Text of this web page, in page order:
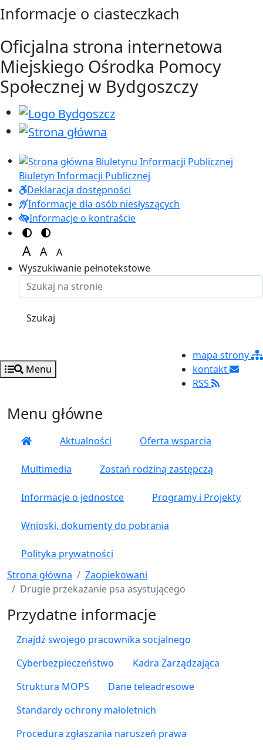
Przejdź do treści
Przejdź do menu
Informacje o ciasteczkach
Oficjalna strona internetowa
Miejskiego Ośrodka Pomocy
Społecznej w Bydgoszczy
Biuletyn Informacji Publicznej
Deklaracja dostępności
Informacje dla osób niesłyszących
Informacje o kontraście
Przełącz na motyw kolorów
Przełącz na motyw wysokiej widoczności
A
Ustaw rozmiar czcionki na 150%
A
Ustaw rozmiar czcionki na 125%
A
Ustaw rozmiar czcionki na 100%
Wyszukiwanie pełnotekstowe
Szukaj
Menu
mapa strony
kontakt
RSS
Menu główne
Aktualności Oferta wsparcia
Multimedia Zostań rodziną zastępczą
Informacje o jednostce Programy i Projekty
Wnioski, dokumenty do pobrania
Polityka prywatności
Strona główna
Zaopiekowani
Drugie przekazanie psa asystującego
Przydatne informacje
Znajdź swojego pracownika socjalnego
Cyberbezpieczeństwo
Kadra Zarządzająca
Struktura MOPS
Dane teleadresowe
Standardy ochrony małoletnich
Procedura zgłaszania naruszeń prawa